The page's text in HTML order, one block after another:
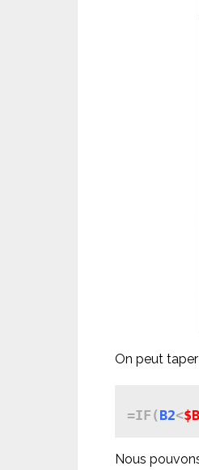
On peut
=IF(B2<
Nous